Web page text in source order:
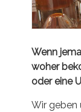
Wenn
woher
oder eine
Wir geben